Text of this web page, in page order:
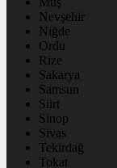
Nevşehir
Niğde
Ordu
Rize
Sakarya
Samsun
Siirt
Sinop
Sivas
Tekirdağ
Tokat